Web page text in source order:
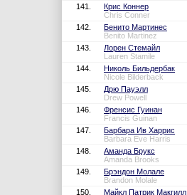
141.
Крис Коннер
Chris Conner
142.
Бенито Мартинес
Benito Martinez
143.
Лорен Стемайл
Lauren Stamile
144.
Николь Бильдербак
Nicole Bilderback
145.
Дрю Пауэлл
Drew Powell
146.
Френсис Гуинан
Francis Guinan
147.
Барбара Ив Харрис
Barbara Eve Harris
148.
Аманда Брукс
Amanda Brooks
149.
Брэндон Молале
Brandon Molale
150.
Майкл Патрик Макгилл